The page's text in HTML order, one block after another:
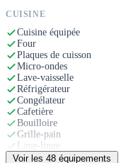
CUISINE
Cuisine équipée
Four
Plaques de cuisson
Micro-ondes
Lave-vaisselle
Réfrigérateur
Congélateur
Cafetière
Bouilloire
Grille-pain
Lave-linge
Ustensiles de cuisine
Voir les 48 équipements